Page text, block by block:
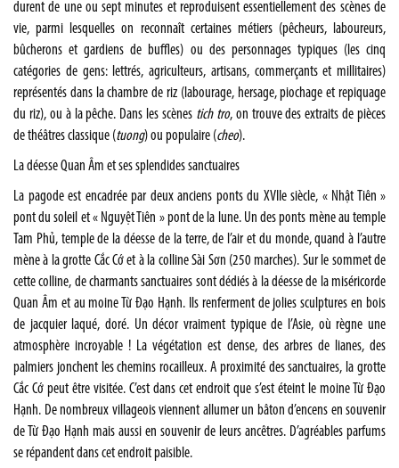
durent de une ou sept minutes et reproduisent essentiellement des scènes de
vie, parmi lesquelles on reconnaît certaines métiers (pêcheurs, laboureurs,
bûcherons et gardiens de buffles) ou des personnages typiques (les cinq
catégories de gens: lettrés, agriculteurs, artisans, commerçants et millitaires)
représentés dans la chambre de riz (labourage, hersage, piochage et repiquage
du riz), ou à la pêche. Dans les scènes tich tro, on trouve des extraits de pièces
de théâtres classique (tuong) ou populaire (cheo).
La déesse Quan Âm et ses splendides sanctuaires
La pagode est encadrée par deux anciens ponts du XVIIe siècle, « Nhật Tiên »
pont du soleil et « Nguyệt Tiên » pont de la lune. Un des ponts mène au temple
Tam Phủ, temple de la déesse de la terre, de l’air et du monde, quand à l’autre
mène à la grotte Cắc Cớ et à la colline Sài Sơn (250 marches). Sur le sommet de
cette colline, de charmants sanctuaires sont dédiés à la déesse de la miséricorde
Quan Âm et au moine Từ Đạo Hạnh. Ils renferment de jolies sculptures en bois
de jacquier laqué, doré. Un décor vraiment typique de l’Asie, où règne une
atmosphère incroyable ! La végétation est dense, des arbres de lianes, des
palmiers jonchent les chemins rocailleux. A proximité des sanctuaires, la grotte
Cắc Cớ peut être visitée. C’est dans cet endroit que s’est éteint le moine Từ Đạo
Hạnh. De nombreux villageois viennent allumer un bâton d’encens en souvenir
de Từ Đạo Hạnh mais aussi en souvenir de leurs ancêtres. D’agréables parfums
se répandent dans cet endroit paisible.